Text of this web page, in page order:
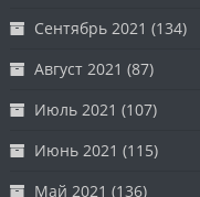
Сентябрь 2021 (134)
Август 2021 (87)
Июль 2021 (107)
Июнь 2021 (115)
Май 2021 (136)